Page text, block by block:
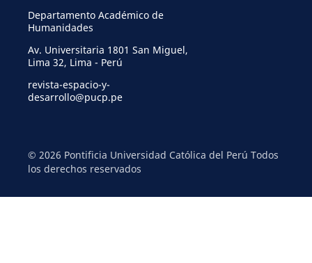
Departamento Académico de
Humanidades
Av. Universitaria 1801 San Miguel,
Lima 32, Lima - Perú
revista-espacio-y-
desarrollo@pucp.pe
© 2026 Pontificia Universidad Católica del Perú Todos
los derechos reservados